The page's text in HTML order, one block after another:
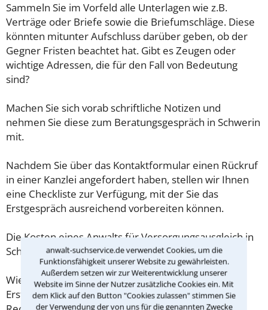
anwalt-suchservice.de verwendet Cookies, um die
Funktionsfähigkeit unserer Website zu gewährleisten.
Außerdem setzen wir zur Weiterentwicklung unserer
Website im Sinne der Nutzer zusätzliche Cookies ein. Mit
dem Klick auf den Button "Cookies zulassen" stimmen Sie
der Verwendung der von uns für die genannten Zwecke
Sammeln Sie im Vorfeld alle Unterlagen wie z.B.
Verträge oder Briefe sowie die Briefumschläge. Diese
könnten mitunter Aufschluss darüber geben, ob der
Gegner Fristen beachtet hat. Gibt es Zeugen oder
wichtige Adressen, die für den Fall von Bedeutung
sind?
Machen Sie sich vorab schriftliche Notizen und
nehmen Sie diese zum Beratungsgespräch in Schwerin
mit.
Nachdem Sie über das Kontaktformular einen Rückruf
in einer Kanzlei angefordert haben, stellen wir Ihnen
eine Checkliste zur Verfügung, mit der Sie das
Erstgespräch ausreichend vorbereiten können.
Die Kosten eines Anwalts für Versorgungsausgleich in
Schwerin sind oft geringer als gedacht!
Wieviel ein Rechtsanwalt in Schwerin für eine
Erstberatung verlangen darf, ist in §34 des